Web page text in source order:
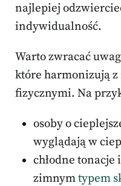
najlepiej
indywidualność.
Warto zwracać
które harmonizują
fizycznymi. Na
osoby o
wyglądają w
chłodne tonacje
zimnymtypem